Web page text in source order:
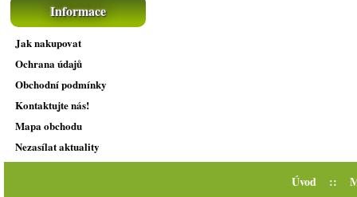
Informace
Jak nakupovat
Ochrana údajů
Obchodní podmínky
Kontaktujte nás!
Mapa obchodu
Nezasílat aktuality
Úvod ::